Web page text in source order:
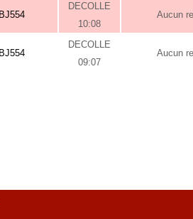
BJ554
DECOLLE
10:08
Aucun
BJ554
DECOLLE
09:07
Aucun